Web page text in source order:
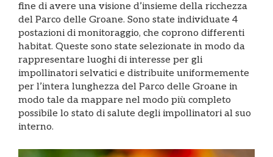
fine di avere una visione d’insieme della ricchezza
del Parco delle Groane. Sono state individuate 4
postazioni di monitoraggio, che coprono differenti
habitat. Queste sono state selezionate in modo da
rappresentare luoghi di interesse per gli
impollinatori selvatici e distribuite uniformemente
per l’intera lunghezza del Parco delle Groane in
modo tale da mappare nel modo più completo
possibile lo stato di salute degli impollinatori al suo
interno.